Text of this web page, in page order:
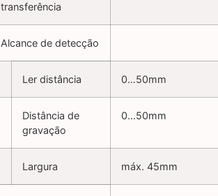
transferência
Alcance de detecção
Ler distância 0…50mm
Distância de
gravação
0…50mm
Largura máx. 45mm